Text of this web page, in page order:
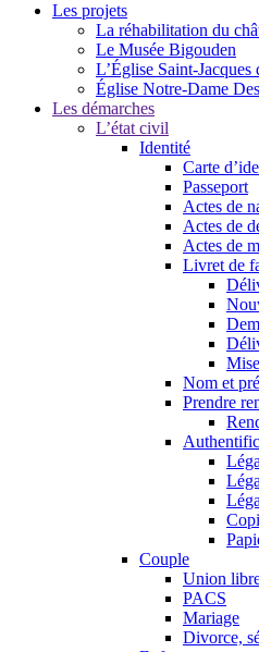
Les projets
La réhabilitation du
Le Musée Bigouden
L’Église Saint-
Église Notre-Dame
Les démarches
L’état civil
Identité
Carte
Passeport
Actes de
Actes de
Actes de
Livret de
Nom et
Prendre
Couple
Union
PACS
Mariage
Divorce,